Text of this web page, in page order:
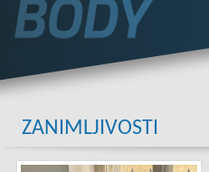
ZANIMLJIVOSTI